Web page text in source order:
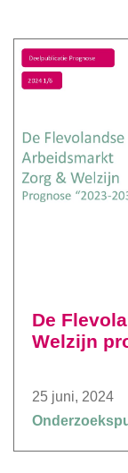
De
Welzijn
25 juni, 2024